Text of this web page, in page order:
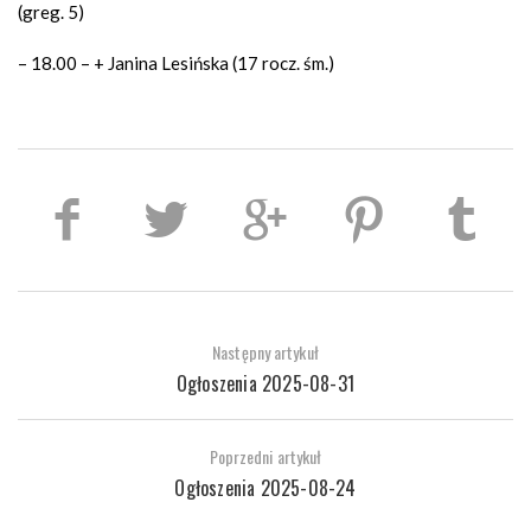
(greg. 5)
– 18.00 – + Janina Lesińska (17 rocz. śm.)
Następny artykuł
Ogłoszenia 2025-08-31
Poprzedni artykuł
Ogłoszenia 2025-08-24